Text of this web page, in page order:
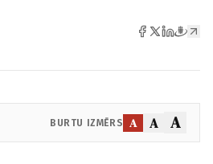
BURTU IZMĒRS A A A